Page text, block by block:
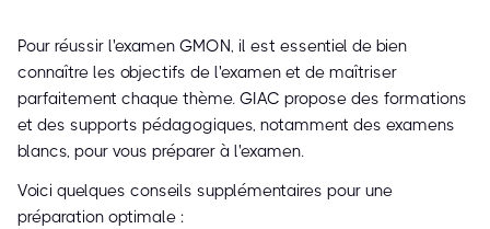
Pour réussir l'examen GMON, il est essentiel de bien
connaître les objectifs de l'examen et de maîtriser
parfaitement chaque thème. GIAC propose des formations
et des supports pédagogiques, notamment des examens
blancs, pour vous préparer à l'examen.
Voici quelques conseils supplémentaires pour une
préparation optimale :